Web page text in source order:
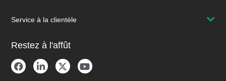
Service à la clientèle
Restez à l'affût